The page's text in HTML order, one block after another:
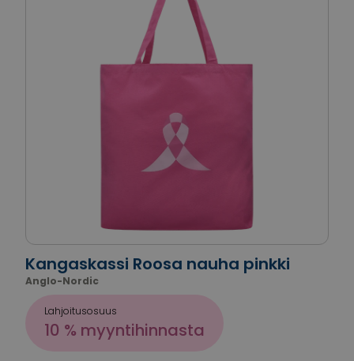
Kangaskassi Roosa nauha pinkki
Anglo-Nordic
Lahjoitusosuus
10 % myyntihinnasta